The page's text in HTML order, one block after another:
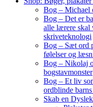
Bog – Michael
Bog – Det er
alle lærere skal
skriveteknologi
Bog – Sæt ord
følelser og
Bog – Nikolaj
bogstavmonster
Bog – Et liv
ordblinde
Skab en